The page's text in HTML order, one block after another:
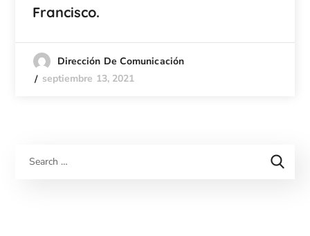
Francisco.
Dirección De Comunicación
septiembre 13, 2021